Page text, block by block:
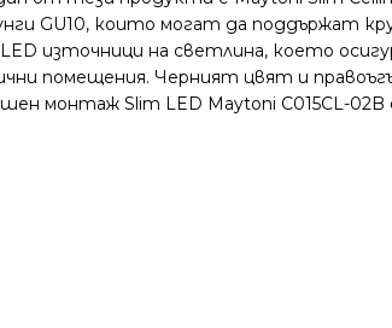
GU10, които могат да поддържат
източници на светлина, което
помещения. Черният цвят и
монтаж Slim LED Maytoni C015CL-02B